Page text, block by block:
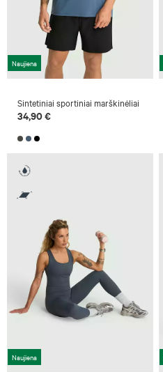
Naujiena
Sintetiniai sportiniai marškinėliai
34,90 €
Naujiena